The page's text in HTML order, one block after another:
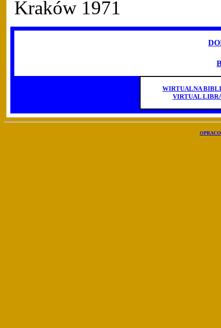
Kraków 1971
WIRTUALNA
VIRTUAL